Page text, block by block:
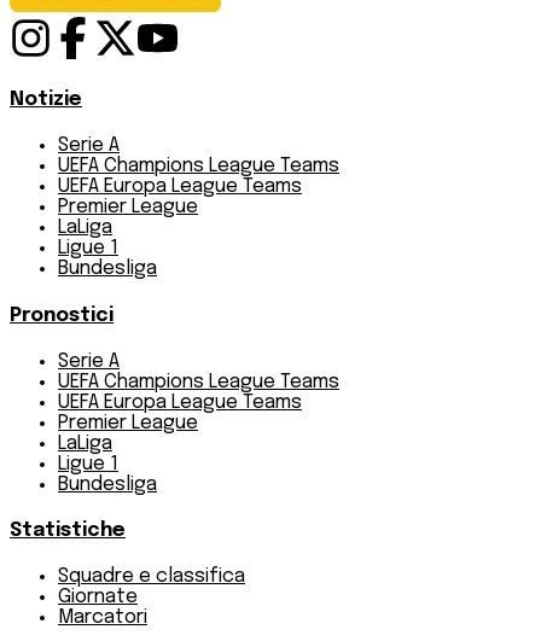
Notizie
Serie A
UEFA Champions League Teams
UEFA Europa League Teams
Premier League
LaLiga
Ligue 1
Bundesliga
Pronostici
Serie A
UEFA Champions League Teams
UEFA Europa League Teams
Premier League
LaLiga
Ligue 1
Bundesliga
Statistiche
Squadre e classifica
Giornate
Marcatori